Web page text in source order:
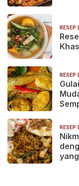
RESEP
RESEP
RESEP